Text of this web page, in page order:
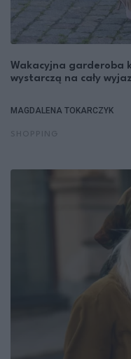
Wakacyjna garderoba
wystarczą na cały
MAGDALENA TOKARCZYK